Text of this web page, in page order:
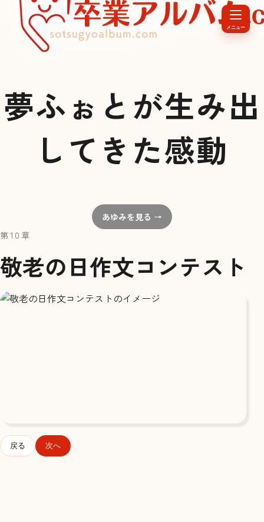
メニュー
夢ふぉとが生み出
してきた感動
あゆみを見る →
第10章
敬老の日作文コンテスト
戻る 次へ